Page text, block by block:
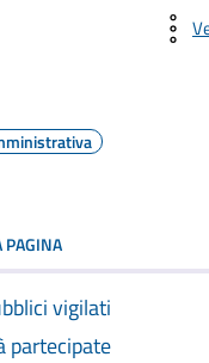
PAGINA
vigilati
partecipate